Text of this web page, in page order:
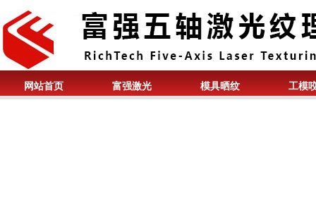
网站首页 富强激光 模具晒纹 工模